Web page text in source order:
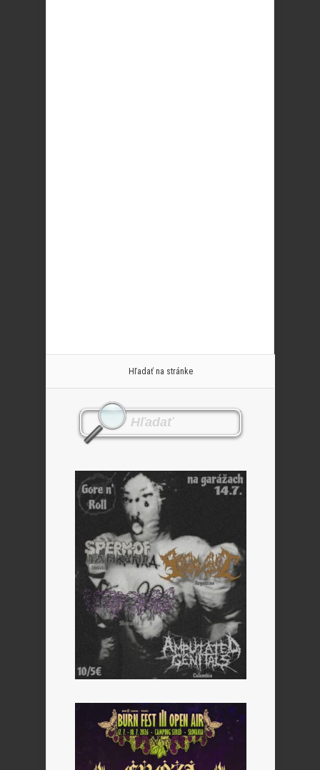
Hľadať na stránke